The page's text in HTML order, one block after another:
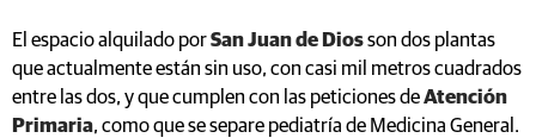
El espacio alquilado porSan Juan de Diosson dos plantas
que actualmente están sin uso, con casi mil metros cuadrados
entre las dos, y que cumplen con las peticiones deAtención
Primaria, como que se separe pediatría de Medicina General.